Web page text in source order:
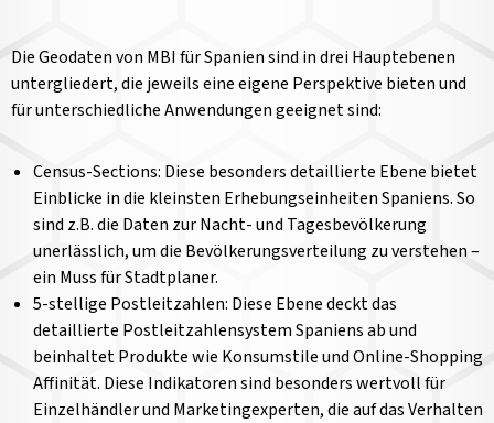
Die Geodaten von MBI für Spanien sind in drei Hauptebenen
untergliedert, die jeweils eine eigene Perspektive bieten und
für unterschiedliche Anwendungen geeignet sind:
Census-Sections: Diese besonders detaillierte Ebene bietet
Einblicke in die kleinsten Erhebungseinheiten Spaniens. So
sind z.B. die Daten zur Nacht- und Tagesbevölkerung
unerlässlich, um die Bevölkerungsverteilung zu verstehen –
ein Muss für Stadtplaner.
5-stellige Postleitzahlen: Diese Ebene deckt das
detaillierte Postleitzahlensystem Spaniens ab und
beinhaltet Produkte wie Konsumstile und Online-Shopping
Affinität. Diese Indikatoren sind besonders wertvoll für
Einzelhändler und Marketingexperten, die auf das Verhalten